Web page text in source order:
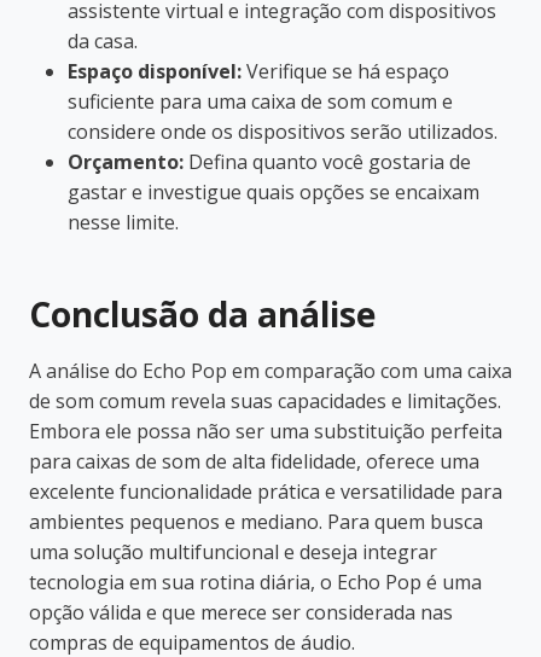
assistente virtual e integração com dispositivos
da casa.
Espaço disponível:Verifique se há espaço
suficiente para uma caixa de som comum e
considere onde os dispositivos serão utilizados.
Orçamento: Defina quanto você gostaria de
gastar e investigue quais opções se encaixam
nesse limite.
Conclusão da análise
A análise do Echo Pop em comparação com uma caixa
de som comum revela suas capacidades e limitações.
Embora ele possa não ser uma substituição perfeita
para caixas de som de alta fidelidade, oferece uma
excelente funcionalidade prática e versatilidade para
ambientes pequenos e mediano. Para quem busca
uma solução multifuncional e deseja integrar
tecnologia em sua rotina diária, o Echo Pop é uma
opção válida e que merece ser considerada nas
compras de equipamentos de áudio.